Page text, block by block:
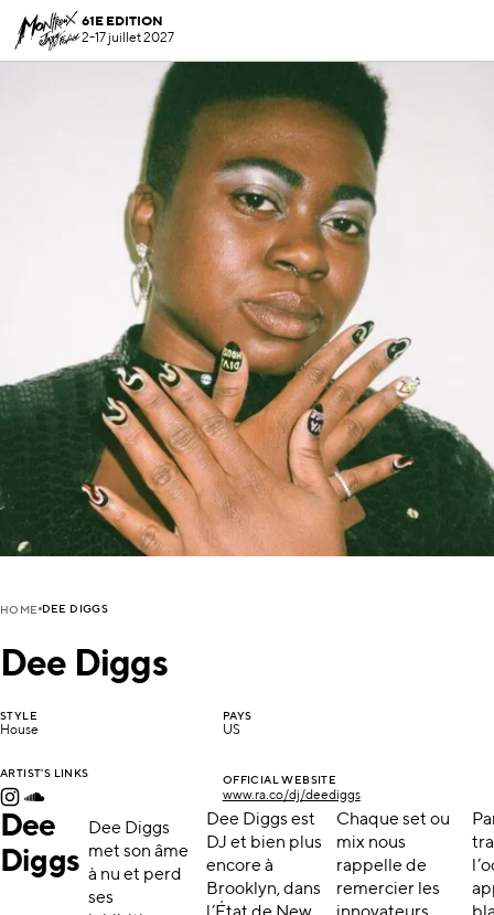
61E EDITION
2-17 juillet 2027
HOME DEE DIGGS
Dee Diggs
STYLE
House
PAYS
US
ARTIST'S LINKS
OFFICIAL WEBSITE
www.ra.co/dj/deediggs
Dee
Diggs
Dee Diggs
met son âme
à nu et perd
ses
Dee Diggs est
DJ et bien plus
encore à
Brooklyn, dans
Chaque set ou
mix nous
rappelle de
remercier les